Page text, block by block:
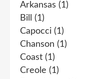
Arkansas (1)
Bill
(1)
Capocci (1)
Chanson (1)
Coast (1)
Creole (1)